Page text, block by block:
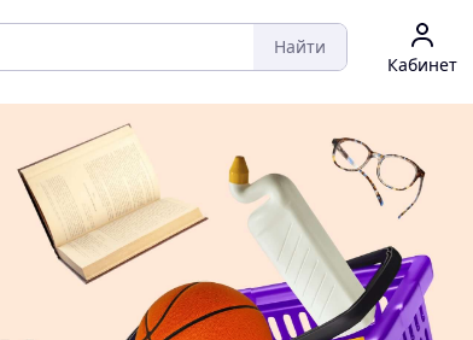
Найти
Кабинет